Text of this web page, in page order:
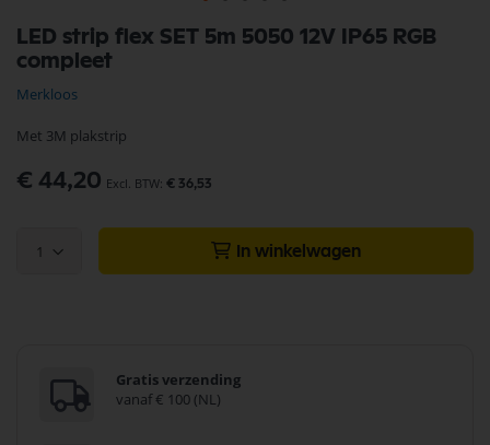
LED strip flex SET 5m 5050 12V IP65 RGB
compleet
Merkloos
Met 3M plakstrip
€ 44,20 € 36,53
1 In winkelwagen
Gratis verzending
vanaf € 100 (NL)
naar
het
van
afbeeldingen-